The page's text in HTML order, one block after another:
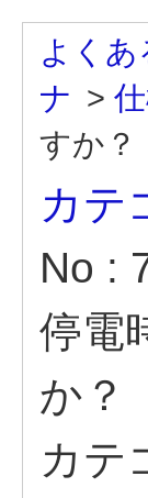
よくあ
ナ >
すか？
カテ
No :
停電
か？
カテ